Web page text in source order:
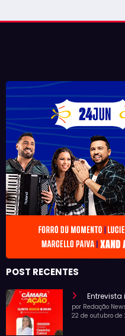
POST RECENTES
por Redação
22 de outubro de